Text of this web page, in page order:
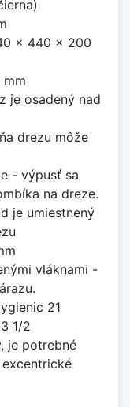
x 440 x 200
mm
je osadený nad
drezu môže
- výpusť sa
na dreze.
je umiestnený
vláknami -
21
1/2
je potrebné